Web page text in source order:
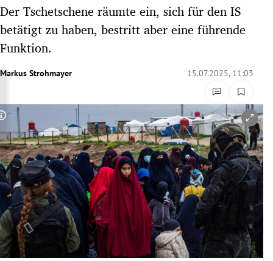
Untermenü
Untermenü
Untermenü
Untermenü
Untermenü
Untermenü
Untermenü
Untermenü
Der Tschetschene räumte ein, sich für den IS
betätigt zu haben, bestritt aber eine führende
Funktion.
Markus Strohmayer 15.07.2025, 11:03
Copyright-Hinweis öffnen/schließen